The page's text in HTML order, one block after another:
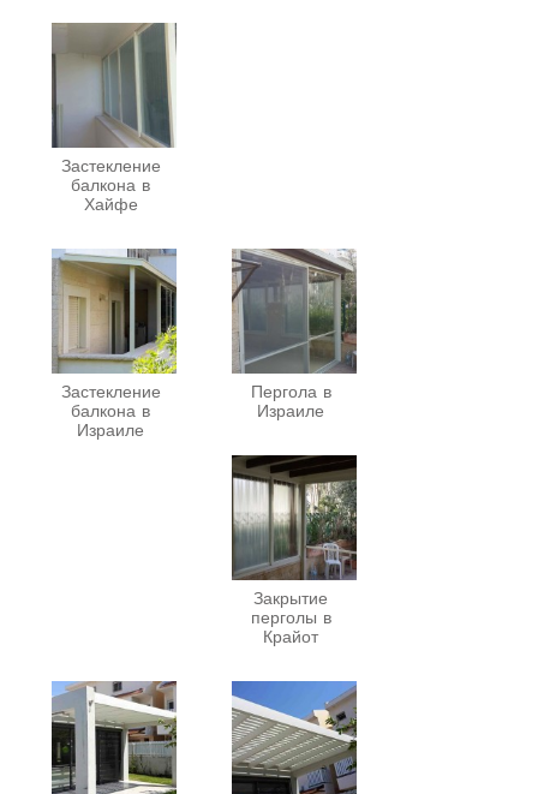
Застекление
балкона в
Хайфе
Застекление
балкона в
Израиле
Пергола в
Израиле
Закрытие
перголы в
Крайот